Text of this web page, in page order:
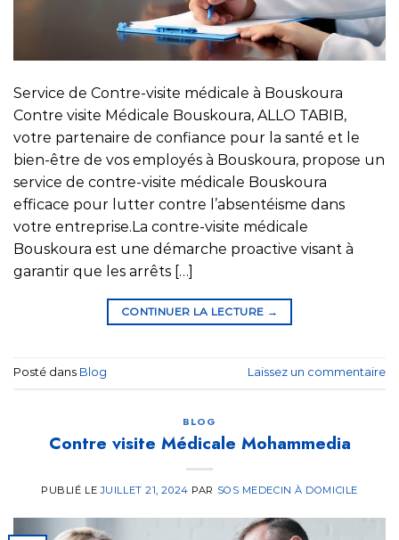
Service de Contre-visite médicale à Bouskoura
Contre visite Médicale Bouskoura, ALLO TABIB,
votre partenaire de confiance pour la santé et le
bien-être de vos employés à Bouskoura, propose un
service de contre-visite médicale Bouskoura
efficace pour lutter contre l’absentéisme dans
votre entreprise.La contre-visite médicale
Bouskoura est une démarche proactive visant à
garantir que les arrêts […]
CONTINUER LA LECTURE →
Posté dans Blog Laissez un commentaire
BLOG
Contre visite Médicale Mohammedia
PUBLIÉ LEJUILLET 21, 2024 PAR SOS MEDECIN À DOMICILE